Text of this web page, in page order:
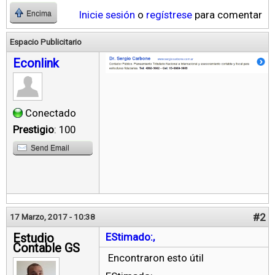
Encima Inicie sesión o regístrese para comentar
Espacio Publicitario
Econlink
Conectado
Prestigio: 100
Send Email
17 Marzo, 2017 - 10:38 #2
Estudio
Contable GS
EStimado:,
Encontraron esto útil